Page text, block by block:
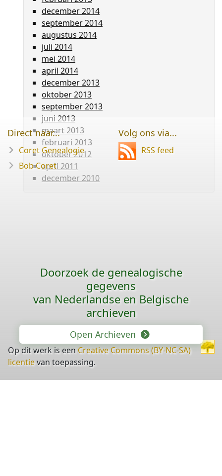
december 2014
september 2014
augustus 2014
juli 2014
mei 2014
april 2014
december 2013
oktober 2013
september 2013
juni 2013
maart 2013
februari 2013
oktober 2012
april 2011
december 2010
Direct naar...
Coret Genealogie
Bob Coret
Volg ons via...
RSS feed
Doorzoek de genealogische
gegevens
van Nederlandse en Belgische
archieven
Open Archieven
Op dit werk is eenCreative Commons (BY-NC-SA)
licentievan toepassing.